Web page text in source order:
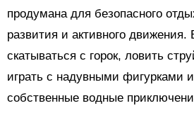
продумана для безопасного
развития и активного
скатываться с горок, ловить
играть с надувными фигурками
собственные водные